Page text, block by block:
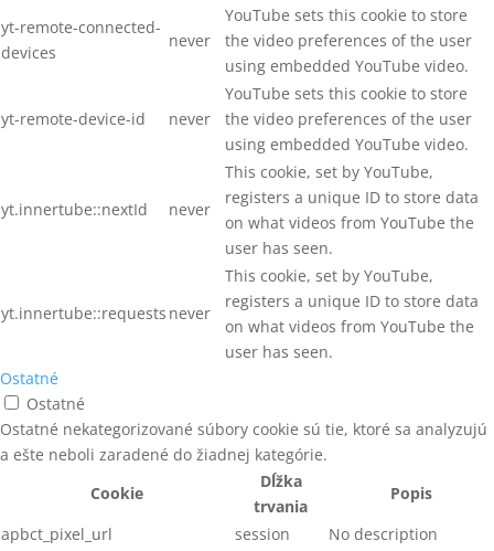
yt-remote-connected-
devices
never
YouTube sets this cookie to store
the video preferences of the user
using embedded YouTube video.
yt-remote-device-id never
YouTube sets this cookie to store
the video preferences of the user
using embedded YouTube video.
yt.innertube::nextId never
This cookie, set by YouTube,
registers a unique ID to store data
on what videos from YouTube the
user has seen.
yt.innertube::requests never
This cookie, set by YouTube,
registers a unique ID to store data
on what videos from YouTube the
user has seen.
Ostatné
Ostatné
Ostatné nekategorizované súbory cookie sú tie, ktoré sa analyzujú
a ešte neboli zaradené do žiadnej kategórie.
Cookie
Dĺžka
trvania
Popis
apbct_pixel_url
session
No description